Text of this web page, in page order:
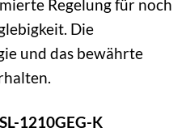
Regelung für noch
Die
und das bewährte
1210GEG-K